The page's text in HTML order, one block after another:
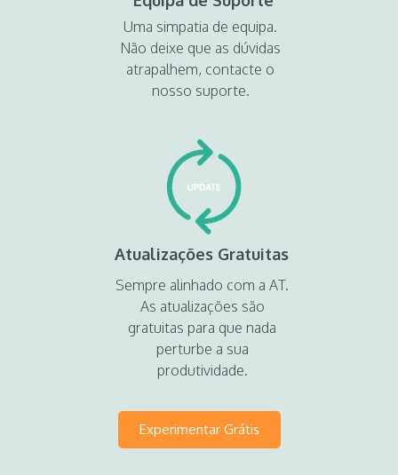
Experimentar Grátis
Uma simpatia de equipa.
Não deixe que as dúvidas
atrapalhem, contacte o
nosso suporte.
Atualizações Gratuitas
Sempre alinhado com a AT.
As atualizações são
gratuitas para que nada
perturbe a sua
produtividade.